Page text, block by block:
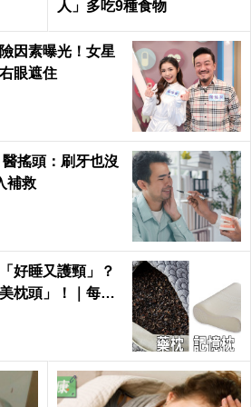
人」多吃9種食物
因素曝光！女星
眼遮住
搖頭：刷牙也沒
補救
好睡又護頸」？
枕頭」！｜每日